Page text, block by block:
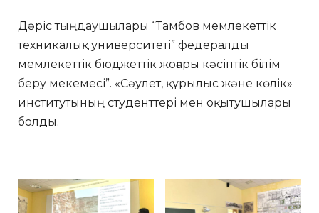
Дәріс тыңдаушылары “Тамбов мемлекеттік
техникалық университеті” федералды
мемлекеттік бюджеттік жоғары кәсіптік білім
беру мекемесі”. «Сәулет, құрылыс және көлік»
институтының студенттері мен оқытушылары
болды.